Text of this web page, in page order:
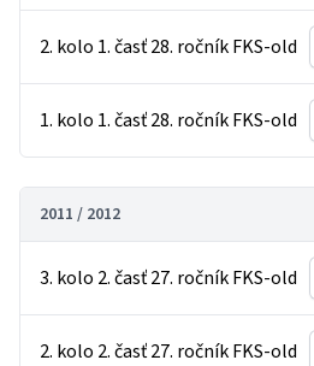
2. kolo 1. časť 28. ročník FKS-old
1. kolo 1. časť 28. ročník FKS-old
2011 / 2012
3. kolo 2. časť 27. ročník FKS-old
2. kolo 2. časť 27. ročník FKS-old